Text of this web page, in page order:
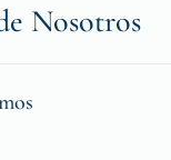
Nosotros